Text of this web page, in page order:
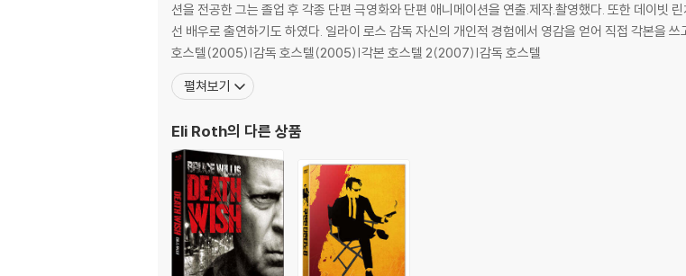
선과 악을 넘나들며 캐릭터의 경계를 깨부순 ‘폴 커시’ 캐릭터의 이중적 매력은 관객들을 확실히 매료시
DVD/ Blu-ray 구매시 참고 사항 안내드립니다.
※ 4K블루레이, 3D 블루레이 재생 관련 안내
1) 4K UHD 디스크는 대용량의 데이터 전송이 필요하므로 4K전용 플레이어를 사용하셔야 합니다. 더
필수입니다.
2) 3D 블루레이는 전용 플레이어와 3D 지원 TV를 통해서만 재생 가능합니다.
※ 아웃케이스/구성품/포장 상태
1) 제작/배송 과정에서 경미한 아웃케이스 주름, 모서리 눌림 및 갈라짐이 발생할 수 있습니다. 반품을
2) 스틸북 케이스 제작 과정에서 기포 혹은 경미한 인쇄 오류가 발생할 수 있습니다.
션을 전공한 그는 졸업 후 각종 단편 극영화와 단편 애니메이션을 연출.제작.촬영했다. 또한 데이빗 린치 감독의 단편영화들을 제작하기도 했으며, 트로마 사의 몇몇 작품에
선 배우로 출연하기도 하였다. 일라이 로스 감독 자신의 개인적 경험에서 영감을 얻어 직접 각본을 쓰고 연
호스텔(2005)|감독 호스텔(2005)|각본 호스텔 2(2007)|감독 호스텔
펼쳐보기
Eli Roth의 다른 상품